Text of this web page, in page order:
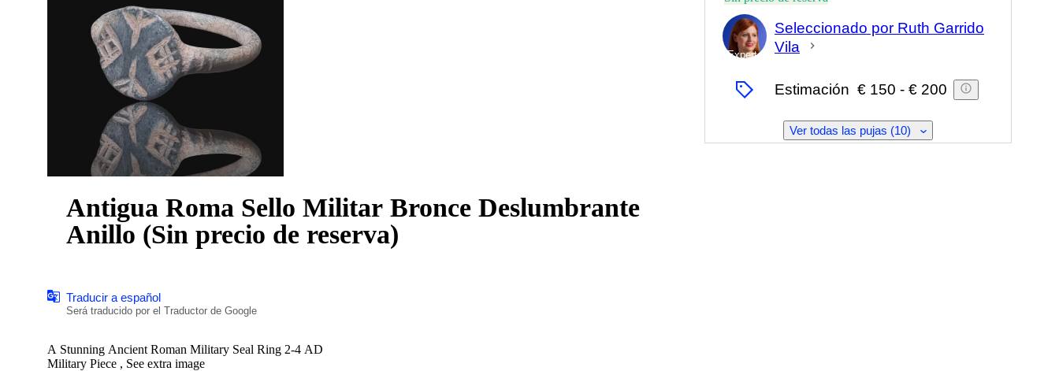
Antigua Roma Sello Militar Bronce Deslumbrante
Anillo (Sin precio de reserva)
Traducir a español
Será traducido por el Traductor de Google
A Stunning Ancient Roman Military Seal Ring 2-4 AD
Military Piece , See extra image
Experto
Seleccionado por Ruth Garrido
Vila
Estimación € 150 - € 200
Ver todas las pujas (10)